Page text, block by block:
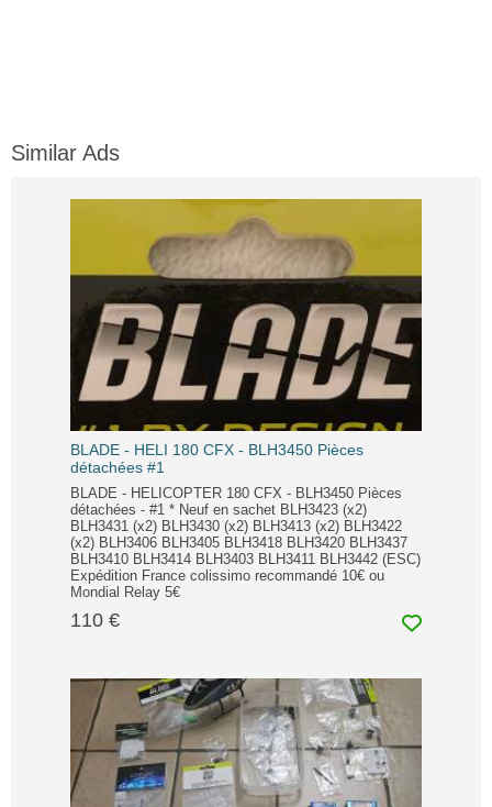
Similar Ads
BLADE - HELI 180 CFX - BLH3450 Pièces
détachées #1
BLADE - HELICOPTER 180 CFX - BLH3450 Pièces
détachées - #1 * Neuf en sachet BLH3423 (x2)
BLH3431 (x2) BLH3430 (x2) BLH3413 (x2) BLH3422
(x2) BLH3406 BLH3405 BLH3418 BLH3420 BLH3437
BLH3410 BLH3414 BLH3403 BLH3411 BLH3442 (ESC)
Expédition France colissimo recommandé 10€ ou
Mondial Relay 5€
110 €